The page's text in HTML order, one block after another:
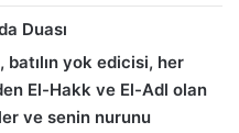
Duası
batılın yok edicisi, her
El-Hakk ve El-Adl olan
ve senin nurunu